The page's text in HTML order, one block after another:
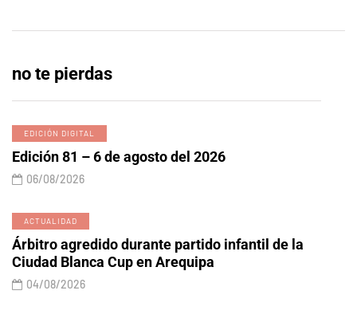
no te pierdas
EDICIÓN DIGITAL
Edición 81 – 6 de agosto del 2026
06/08/2026
ACTUALIDAD
Árbitro agredido durante partido infantil de la
Ciudad Blanca Cup en Arequipa
04/08/2026